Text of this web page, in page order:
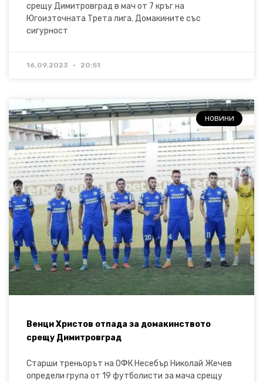
срещу Димитровград в мач от 7 кръг на
Югоизточната Трета лига. Домакините със
сигурност
16.09.2023 20:51
НОВИНИ
Венци Христов отпада за домакинството
срещу Димитровград
Старши треньорът на ОФК Несебър Николай Жечев
определи група от 19 футболисти за мача срещу